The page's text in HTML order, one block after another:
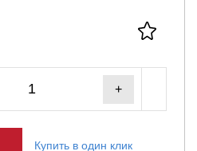
+
Купить в один клик